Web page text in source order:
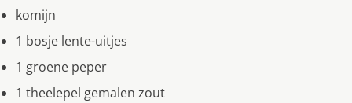
komijn
1 bosje lente-uitjes
1 groene peper
1 theelepel gemalen zout